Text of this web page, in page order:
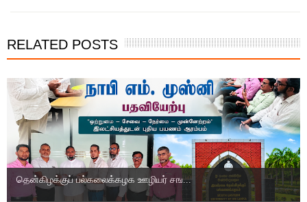
RELATED POSTS
தென்கிழக்குப் பல்கலைக்கழக ஊழியர் சங...